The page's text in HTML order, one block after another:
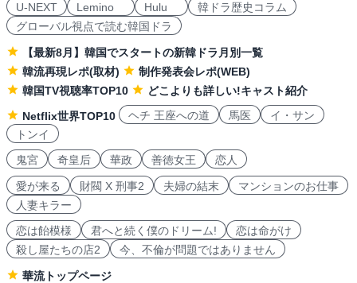
U-NEXT
Lemino Hulu
韓ドラ歴史コラム
グローバル視点で読む韓国ドラ
【最新8月】韓国でスタートの新韓ドラ月別一覧
韓流再現レポ(取材)
制作発表会レポ(WEB)
韓国TV視聴率TOP10
どこよりも詳しい!キャスト紹介
Netflix世界TOP10
ヘチ 王座への道 馬医
イ・サン
トンイ
鬼宮
奇皇后 華政 善徳女王 恋人
愛が来る 財閥 X 刑事2 夫婦の結末
マンションのお仕事
人妻キラー
恋は飴模様
君へと続く僕のドリーム!
恋は命がけ
殺し屋たちの店2
今、不倫が問題ではありません
華流トップページ